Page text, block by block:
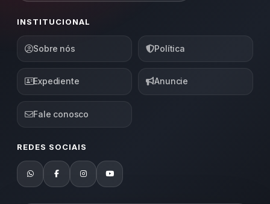
INSTITUCIONAL
Sobre nós Política
Expediente Anuncie
Fale conosco
REDES SOCIAIS